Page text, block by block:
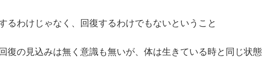
るわけじゃなく、回復するわけでもないということ
復の見込みは無く意識も無いが、体は生きている時と同じ状態